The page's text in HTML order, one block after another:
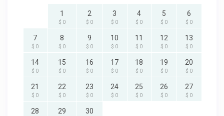
1
$ 0
2
$ 0
3
$ 0
4
$ 0
5
$ 0
6
$ 0
7
$ 0
8
$ 0
9
$ 0
10
$ 0
11
$ 0
12
$ 0
13
$ 0
14
$ 0
15
$ 0
16
$ 0
17
$ 0
18
$ 0
19
$ 0
20
$ 0
21
$ 0
22
$ 0
23
$ 0
24
$ 0
25
$ 0
26
$ 0
27
$ 0
28 29 30